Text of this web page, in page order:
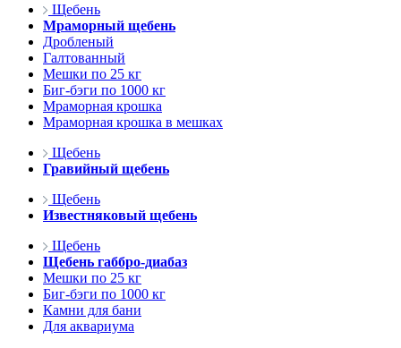
Щебень
Мраморный щебень
Дробленый
Галтованный
Мешки по 25 кг
Биг-бэги по 1000 кг
Мраморная крошка
Мраморная крошка в мешках
Щебень
Гравийный щебень
Щебень
Известняковый щебень
Щебень
Щебень габбро-диабаз
Мешки по 25 кг
Биг-бэги по 1000 кг
Камни для бани
Для аквариума